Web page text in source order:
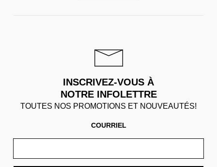
INSCRIVEZ-VOUS À
NOTRE INFOLETTRE
TOUTES NOS PROMOTIONS ET NOUVEAUTÉS!
COURRIEL